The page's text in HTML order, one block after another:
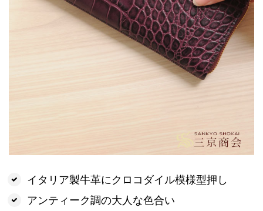
イタリア製牛革にクロコダイル模様型押し
アンティーク調の大人な色合い